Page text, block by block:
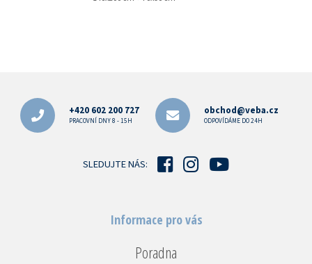
+420 602 200 727
PRACOVNÍ DNY 8 - 15H
obchod@veba.cz
ODPOVÍDÁME DO 24H
SLEDUJTE NÁS:
Informace pro vás
Poradna